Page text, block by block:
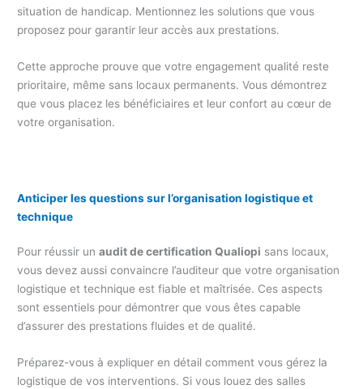
situation de handicap. Mentionnez les solutions que vous
proposez pour garantir leur accès aux prestations.
Cette approche prouve que votre engagement qualité reste
prioritaire, même sans locaux permanents. Vous démontrez
que vous placez les bénéficiaires et leur confort au cœur de
votre organisation.
Anticiper les questions sur l’organisation logistique et
technique
Pour réussir unaudit de certification Qualiopi sans locaux,
vous devez aussi convaincre l’auditeur que votre organisation
logistique et technique est fiable et maîtrisée. Ces aspects
sont essentiels pour démontrer que vous êtes capable
d’assurer des prestations fluides et de qualité.
Préparez-vous à expliquer en détail comment vous gérez la
logistique de vos interventions. Si vous louez des salles